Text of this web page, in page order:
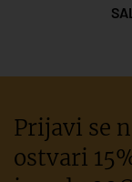
Prijavi se
ostvari